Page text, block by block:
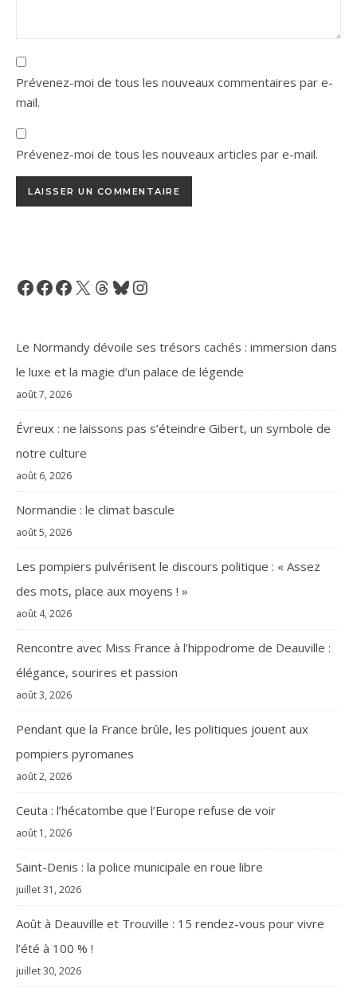
Prévenez-moi de tous les nouveaux commentaires par e-
mail.
Prévenez-moi de tous les nouveaux articles par e-mail.
Facebook
Facebook
Facebook
X Threads
BlueskyInstagram
Le Normandy dévoile ses trésors cachés : immersion dans
le luxe et la magie d’un palace de légende
août 7, 2026
Évreux : ne laissons pas s’éteindre Gibert, un symbole de
notre culture
août 6, 2026
Normandie : le climat bascule
août 5, 2026
Les pompiers pulvérisent le discours politique : « Assez
des mots, place aux moyens ! »
août 4, 2026
Rencontre avec Miss France à l’hippodrome de Deauville :
élégance, sourires et passion
août 3, 2026
Pendant que la France brûle, les politiques jouent aux
pompiers pyromanes
août 2, 2026
Ceuta : l’hécatombe que l’Europe refuse de voir
août 1, 2026
Saint-Denis : la police municipale en roue libre
juillet 31, 2026
Août à Deauville et Trouville : 15 rendez-vous pour vivre
l’été à 100 % !
juillet 30, 2026